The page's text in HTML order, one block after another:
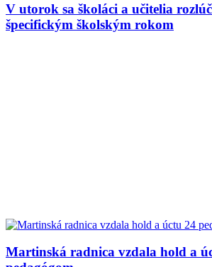
V utorok sa školáci a učitelia
špecifickým školským rokom
Martinská radnica vzdala hold a